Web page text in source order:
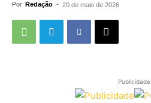
Por Redação - 20 de maio de 2026
Publicidade